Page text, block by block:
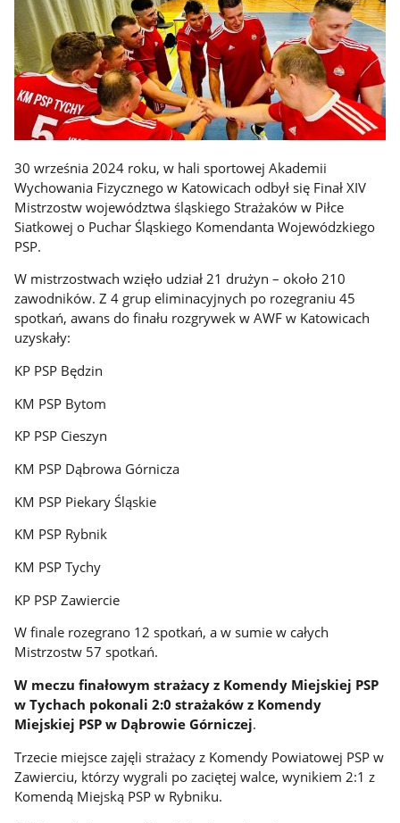
30 września 2024 roku, w hali sportowej Akademii
Wychowania Fizycznego w Katowicach odbył się Finał XIV
Mistrzostw województwa śląskiego Strażaków w Piłce
Siatkowej o Puchar Śląskiego Komendanta Wojewódzkiego
PSP.
W mistrzostwach wzięło udział 21 drużyn – około 210
zawodników. Z 4 grup eliminacyjnych po rozegraniu 45
spotkań, awans do finału rozgrywek w AWF w Katowicach
uzyskały:
KP PSP Będzin
KM PSP Bytom
KP PSP Cieszyn
KM PSP Dąbrowa Górnicza
KM PSP Piekary Śląskie
KM PSP Rybnik
KM PSP Tychy
KP PSP Zawiercie
W finale rozegrano 12 spotkań, a w sumie w całych
Mistrzostw 57 spotkań.
W meczu finałowym strażacy z Komendy Miejskiej PSP
w Tychach pokonali 2:0 strażaków z Komendy
Miejskiej PSP w Dąbrowie Górniczej.
Trzecie miejsce zajęli strażacy z Komendy Powiatowej PSP w
Zawierciu, którzy wygrali po zaciętej walce, wynikiem 2:1 z
Komendą Miejską PSP w Rybniku.